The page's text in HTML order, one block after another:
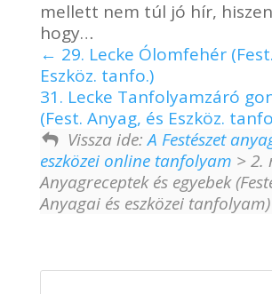
mellett nem túl jó hír,
hogy…
29. Lecke Ólomfehér
Eszköz. tanfo.)
31. Lecke Tanfolyamzáró
(Fest. Anyag, és Eszköz.
Vissza ide:A Festészet
eszközei online tanfolyam > 2.
Anyagreceptek és egyebek
Anyagai és eszközei tanfolyam)